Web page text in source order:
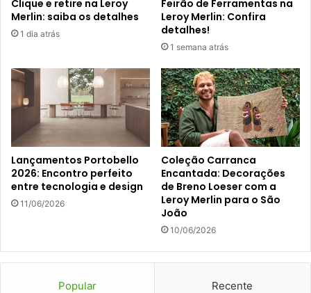
Clique e retire na Leroy
Merlin: saiba os detalhes
1 dia atrás
Feirão de Ferramentas na
Leroy Merlin: Confira
detalhes!
1 semana atrás
Lançamentos Portobello
2026: Encontro perfeito
entre tecnologia e design
11/06/2026
Coleção Carranca
Encantada: Decorações
de Breno Loeser com a
Leroy Merlin para o São
João
10/06/2026
Popular Recente